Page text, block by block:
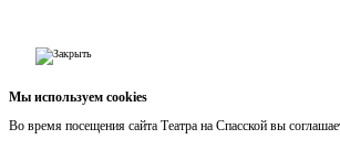
Мы используем cookies
Во время посещения сайта Театра на Спасской вы